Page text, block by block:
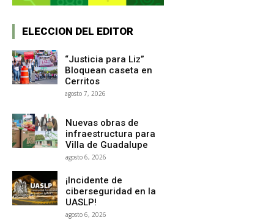
ELECCION DEL EDITOR
“Justicia para Liz”
Bloquean caseta en
Cerritos
agosto 7, 2026
Nuevas obras de
infraestructura para
Villa de Guadalupe
agosto 6, 2026
¡Incidente de
ciberseguridad en la
UASLP!
agosto 6, 2026